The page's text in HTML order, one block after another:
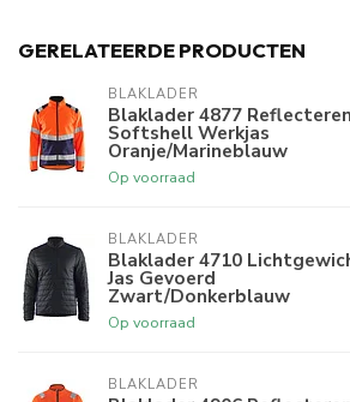
GERELATEERDE PRODUCTEN
BLAKLADER
Blaklader 4877
Softshell Werkjas
Oranje/Marineblauw
Op voorraad
BLAKLADER
Blaklader 4710
Jas Gevoerd
Zwart/Donkerblauw
Op voorraad
BLAKLADER